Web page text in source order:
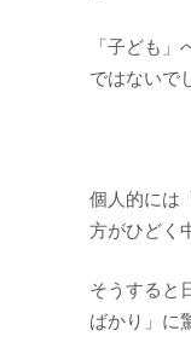
「子ども
ではないで
個人的には
方がひどく
そうすると
ばかり」に